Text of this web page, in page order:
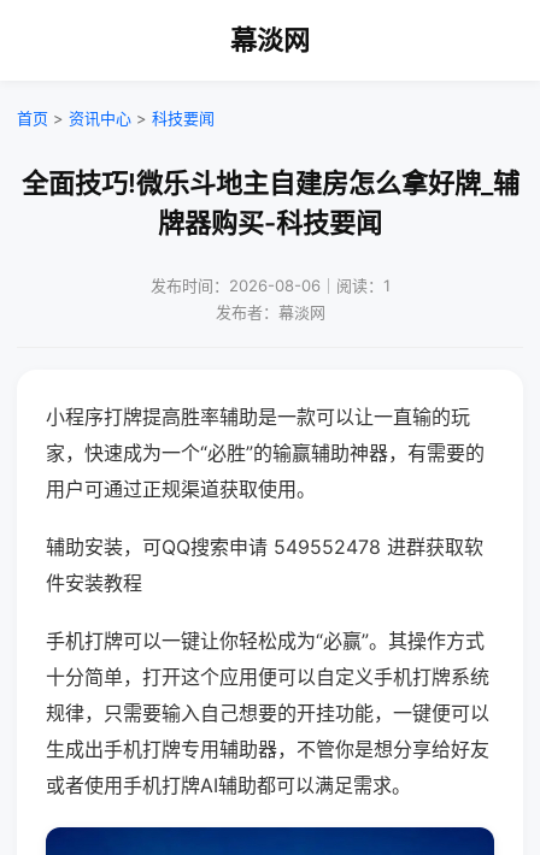
幕淡网
首页 > 资讯中心 > 科技要闻
全面技巧!微乐斗地主自建房怎么拿好牌_辅
牌器购买-科技要闻
发布时间：2026-08-06｜阅读：1
发布者：幕淡网
小程序打牌提高胜率辅助是一款可以让一直输的玩
家，快速成为一个“必胜”的输赢辅助神器，有需要的
用户可通过正规渠道获取使用。
辅助安装，可QQ搜索申请 549552478 进群获取软
件安装教程
手机打牌可以一键让你轻松成为“必赢”。其操作方式
十分简单，打开这个应用便可以自定义手机打牌系统
规律，只需要输入自己想要的开挂功能，一键便可以
生成出手机打牌专用辅助器，不管你是想分享给好友
或者使用手机打牌AI辅助都可以满足需求。